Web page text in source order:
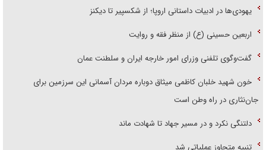
یهودی‌ها در ادبیات داستانی اروپا؛ از شکسپیر تا دیکنز
اربعین حسینی (ع) از منظر فقه و روایت
گفت‌وگوی تلفنی وزرای امور خارجه ایران و سلطنت عمان
خون شهید خلبان کاظمی میثاق دوباره مردان آسمانی این سرزمین برای
جان‌نثاری در راه وطن است
دلتنگی نکرد و در مسیر جهاد تا شهادت ماند
تنبیه متجاوز عملیاتی شد